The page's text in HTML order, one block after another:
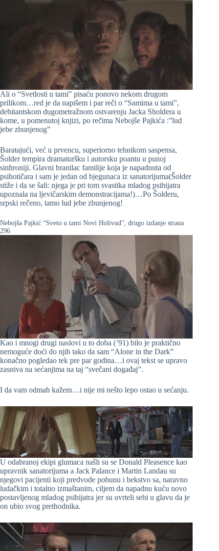
Ali o “Svetlosti u tami” pisaću ponovo nekom drugom
prilikom…red je da napišem i par reči o “Samima u tami”,
debitantskom dugometražnom ostvarenju Jacka Sholdera u
kome, u pomenutoj knjizi, po rečima Nebojše Pajkića :”lud
jebe zbunjenog”
Baratajući, već u prvencu, superiorno tehnikom saspensa,
Šolder tempira dramaturšku i autorsku poantu u punoj
sinhroniji. Glavni branilac familije koja je napadnuta od
psihotičara i sam je jedan od bjegunaca iz sanatorijuma(Šolder
stiže i da se šali: njega je pri tom svastika mladog psihijatra
upoznala na ljevičarskim demonstracijama!)…Po Šolderu,
srpski rečeno, tamo lud jebe zbunjenog!
Nebojša Pajkić “Sveto u tami Novi Holivud”, drugo izdanje strana
296
Kao i mnogi drugi naslovi u to doba (’91) bilo je praktično
nemoguće doći do njih tako da sam “Alone in the Dark”
konačno pogledao tek pre par godina…i ovaj tekst se upravo
zasniva na sećanjima na taj “svečani događaj”.
I da vam odmah kažem…i nije mi nešto lepo ostao u sećanju.
U odabranoj ekipi glumaca našli su se Donald Pleasence kao
upravnik sanatorijuma a Jack Palance i Martin Landau su
njegovi pacijenti koji predvode pobunu i bekstvo sa, naravno
ludačkim i totalno izmaštanim, ciljem da napadnu kuću novo
postavljenog mladog psihijatra jer su uvrteli sebi u glavu da je
on ubio svog prethodnika.